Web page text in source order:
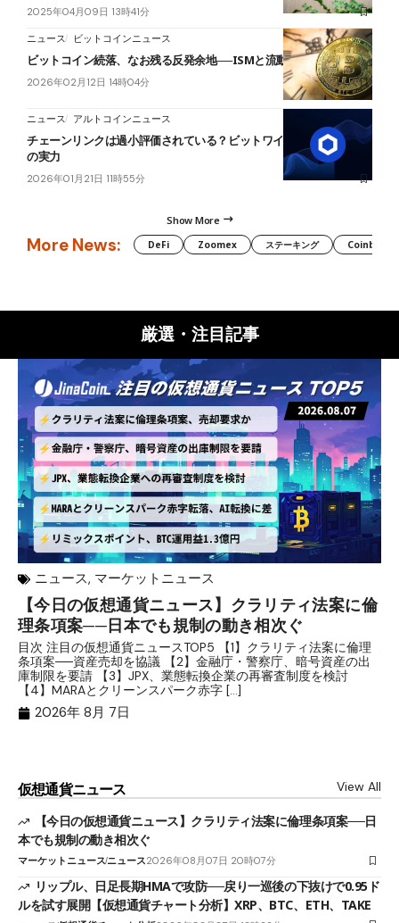
2025年04月09日 13時41分
ニュース ビットコインニュース
ビットコイン続落、なお残る反発余地──ISMと流動性が下支え
2026年02月12日 14時04分
ニュース アルトコインニュース
チェーンリンクは過小評価されている？ビットワイズCIOが語るそ
の実力
2026年01月21日 11時55分
Show More
More News: DeFi Zoomex ステーキング Coinbase
厳選・注目記事
ニュース, マーケットニュース
【今日の仮想通貨ニュース】クラリティ法案に倫
理条項案──日本でも規制の動き相次ぐ
目次 注目の仮想通貨ニュースTOP5 【1】クラリティ法案に倫理
条項案──資産売却を協議 【2】金融庁・警察庁、暗号資産の出
庫制限を要請 【3】JPX、業態転換企業の再審査制度を検討
【4】MARAとクリーンスパーク赤字 […]
2026年 8月 7日
仮想通貨ニュース View All
【今日の仮想通貨ニュース】クラリティ法案に倫理条項案──日
本でも規制の動き相次ぐ
マーケットニュースニュース2026年08月07日 20時07分
リップル、日足長期HMAで攻防──戻り一巡後の下抜けで0.95ド
ルを試す展開【仮想通貨チャート分析】XRP、BTC、ETH、TAKE